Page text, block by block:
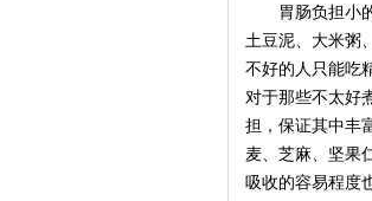
胃肠负担小的
土豆泥、大米粥
不好的人只能吃
对于那些不太好
担，保证其中丰
麦、芝麻、坚果
吸收的容易程度